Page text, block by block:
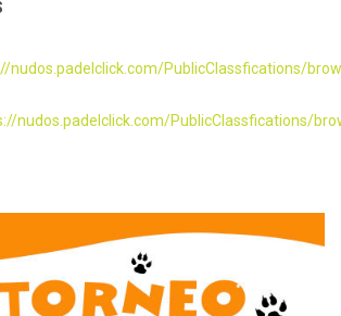
nudos.padelclick.com/PublicClassfications/
nudos.padelclick.com/PublicClassfications/